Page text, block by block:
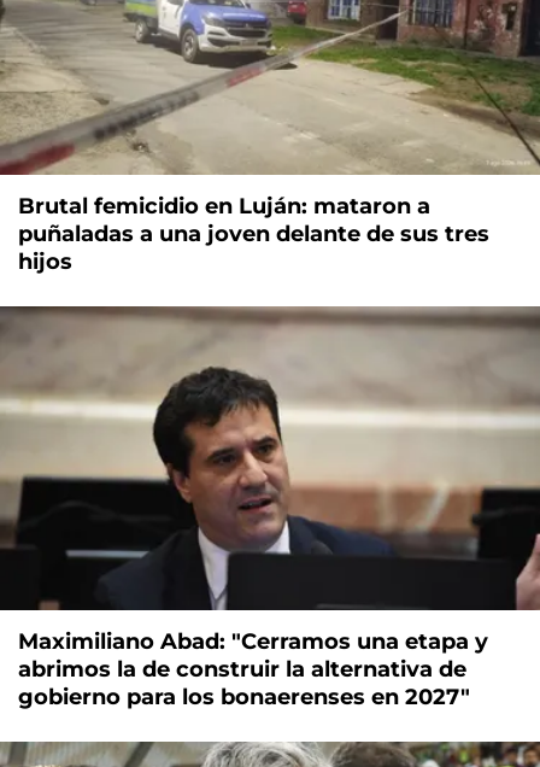
Brutal femicidio en Luján: mataron a
puñaladas a una joven delante de sus tres
hijos
Maximiliano Abad: "Cerramos una etapa y
abrimos la de construir la alternativa de
gobierno para los bonaerenses en 2027"